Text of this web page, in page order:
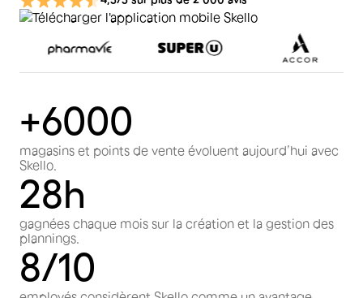
+6000
magasins et points de vente évoluent aujourd’hui avec
Skello.
28h
gagnées chaque mois sur la création et la gestion des
plannings.
8/10